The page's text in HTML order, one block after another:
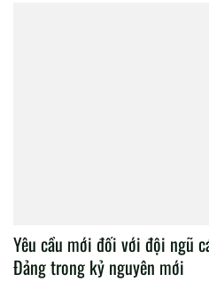
Yêu cầu mới đối với đội ngũ
Đảng trong kỷ nguyên mới